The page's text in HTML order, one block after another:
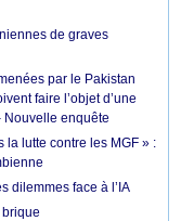
de graves
par le Pakistan
faire l’objet d’une
Nouvelle enquête
la lutte contre les MGF » :
dilemmes face à l’IA